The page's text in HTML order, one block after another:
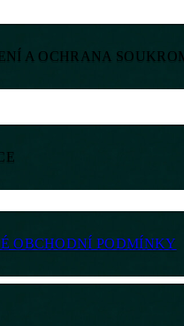
A OCHRANA
OBCHODNÍ PODMÍNKY